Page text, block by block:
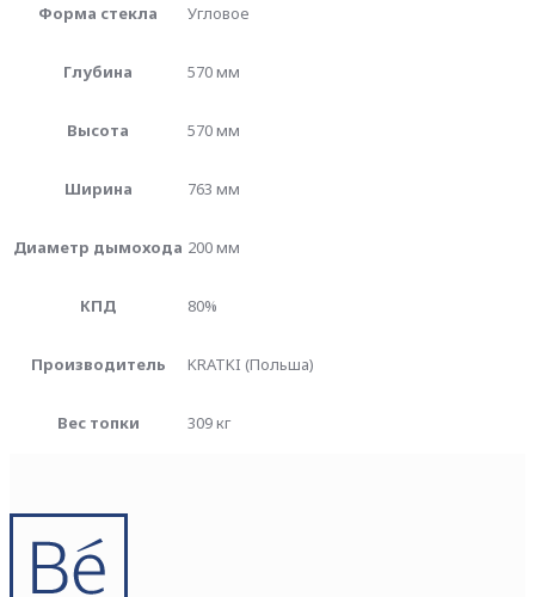
Форма стекла Угловое
Глубина 570 мм
Высота 570 мм
Ширина 763 мм
Диаметр дымохода 200 мм
КПД 80%
Производитель KRATKI (Польша)
Вес топки 309 кг